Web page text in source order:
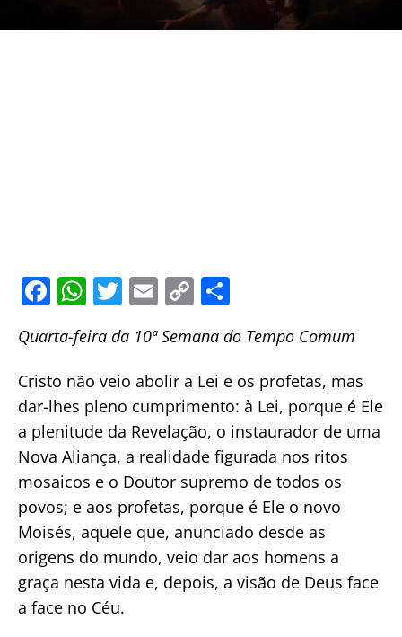
F
c
e
b
o
o
k
W
h
at
s
A
p
p
T
itt
er
E
ai
l
C
p
y
Li
n
k
h
ar
e
Quarta-feira da 10ª Semana do Tempo Comum
Cristo não veio abolir a Lei e os profetas, mas
dar-lhes pleno cumprimento: à Lei, porque é Ele
a plenitude da Revelação, o instaurador de uma
Nova Aliança, a realidade figurada nos ritos
mosaicos e o Doutor supremo de todos os
povos; e aos profetas, porque é Ele o novo
Moisés, aquele que, anunciado desde as
origens do mundo, veio dar aos homens a
graça nesta vida e, depois, a visão de Deus face
a face no Céu.